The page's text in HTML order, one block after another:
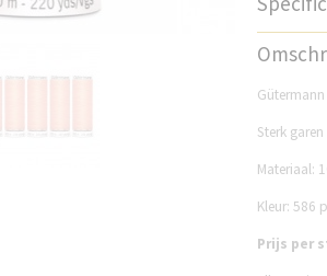
Sterk
Materiaal:
Kleur: 586
Prijs per